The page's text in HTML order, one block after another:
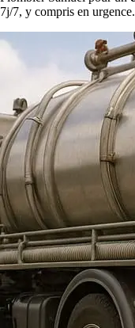
7j/7, y compris en urgence.